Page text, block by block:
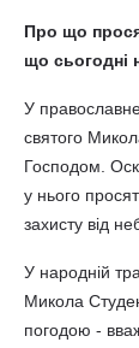
Про що
що сьогодні
У
святого
Господом.
у нього
захисту від
У народній
Микола
погодою -